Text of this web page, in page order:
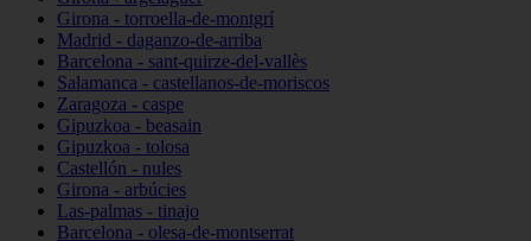
Girona - torroella-de-montgrí
Madrid - daganzo-de-arriba
Barcelona - sant-quirze-del-vallès
Salamanca - castellanos-de-moriscos
Zaragoza - caspe
Gipuzkoa - beasain
Gipuzkoa - tolosa
Castellón - nules
Girona - arbúcies
Las-palmas - tinajo
Barcelona - olesa-de-montserrat